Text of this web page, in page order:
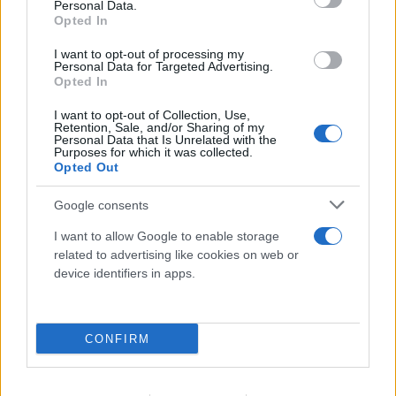
Personal Data.
Opted In
I want to opt-out of processing my
Personal Data for Targeted Advertising.
Opted In
I want to opt-out of Collection, Use,
Retention, Sale, and/or Sharing of my
Personal Data that Is Unrelated with the
Purposes for which it was collected.
Opted Out
Google consents
I want to allow Google to enable storage
related to advertising like cookies on web or
device identifiers in apps.
CONFIRM
Έγκλημα στην Κυψέλη: Οι... περιπέτειες του
26χρονου, ο γάμος, η ξαφνική αλλαγή και η
μοιραία νύχτα
Νέα στοιχεία για την επίθεση στον Ερυθρό